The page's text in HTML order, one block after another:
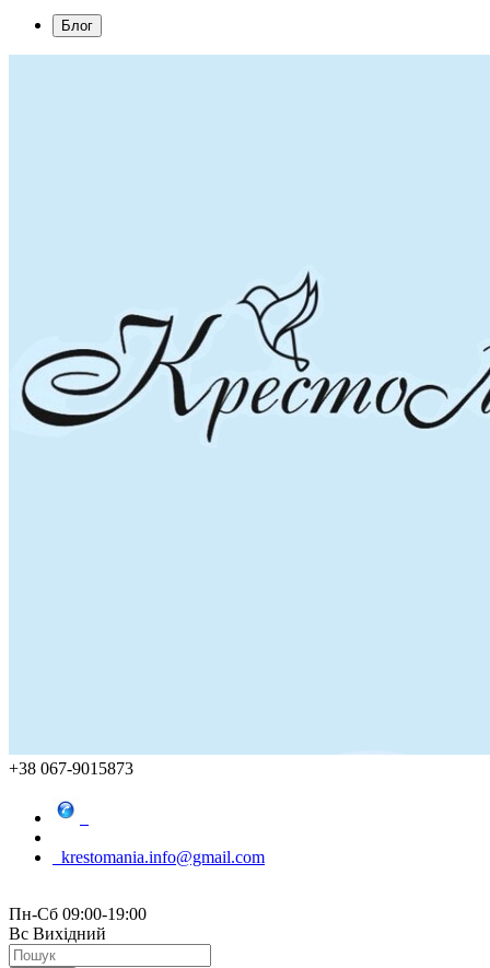
Блог
+38 067-9015873
krestomania.info@gmail.com
Пн-Сб 09:00-19:00
Вс Вихідний